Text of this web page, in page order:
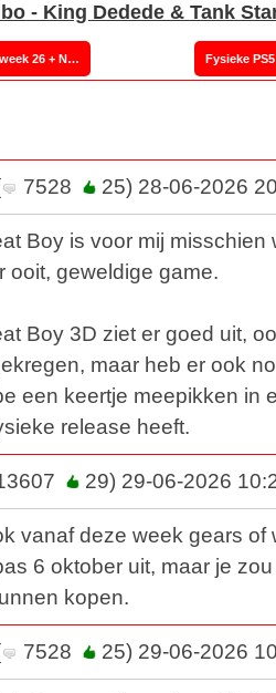
- King Dedede & Tank
« Nintendo aanbiedingen e-Shop week 26 + Nieuw voor Switch 2
7528 25) 28-06-2026
Boy is voor mij misschien
ooit, geweldige game.
Boy 3D ziet er goed uit,
maar heb er ook
een keertje meepikken in
release heeft.
29) 29-06-2026
vanaf deze week gears of
6 oktober uit, maar je
kopen.
7528 25) 29-06-2026